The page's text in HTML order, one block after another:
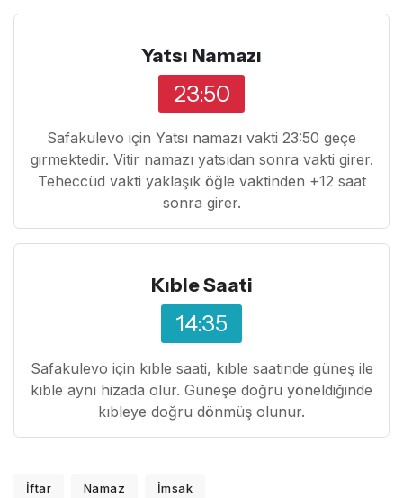
Yatsı Namazı
23:50
Safakulevo için Yatsı namazı vakti 23:50 geçe
girmektedir. Vitir namazı yatsıdan sonra vakti girer.
Teheccüd vakti yaklaşık öğle vaktinden +12 saat
sonra girer.
Kıble Saati
14:35
Safakulevo için kıble saati, kıble saatinde güneş ile
kıble aynı hizada olur. Güneşe doğru yöneldiğinde
kıbleye doğru dönmüş olunur.
İftar Namaz İmsak